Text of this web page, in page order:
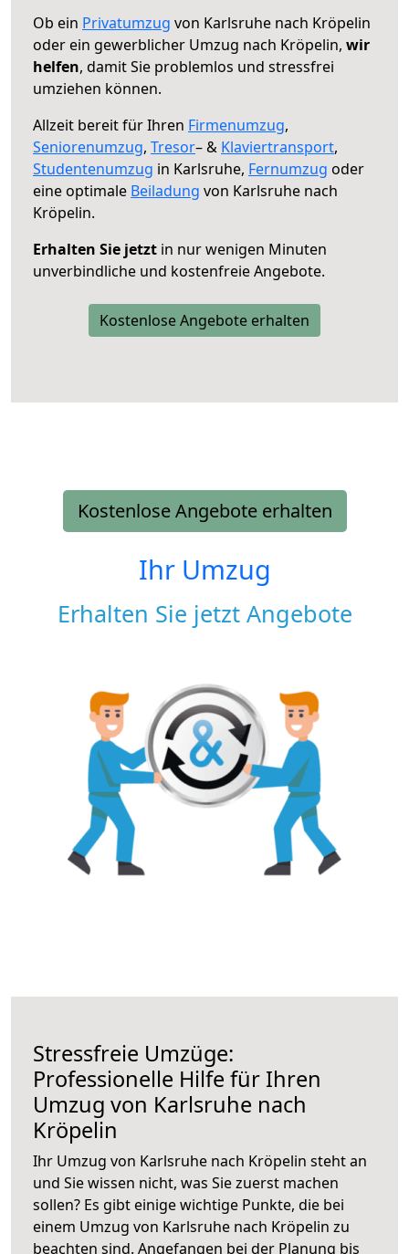
Ob ein Privatumzug von Karlsruhe nach Kröpelin
oder ein gewerblicher Umzug nach Kröpelin, wir
helfen, damit Sie problemlos und stressfrei
umziehen können.
Allzeit bereit für Ihren Firmenumzug,
Seniorenumzug, Tresor– & Klaviertransport,
Studentenumzug in Karlsruhe, Fernumzug oder
eine optimale Beiladung von Karlsruhe nach
Kröpelin.
Erhalten Sie jetzt in nur wenigen Minuten
unverbindliche und kostenfreie Angebote.
Kostenlose Angebote erhalten
Kostenlose Angebote erhalten
Ihr Umzug
Erhalten Sie jetzt Angebote
Stressfreie Umzüge:
Professionelle Hilfe für Ihren
Umzug von Karlsruhe nach
Kröpelin
Ihr Umzug von Karlsruhe nach Kröpelin steht an
und Sie wissen nicht, was Sie zuerst machen
sollen? Es gibt einige wichtige Punkte, die bei
einem Umzug von Karlsruhe nach Kröpelin zu
beachten sind. Angefangen bei der Planung bis